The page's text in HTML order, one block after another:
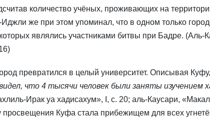
количество учёных, проживающих на
же при этом упоминал, что в одном только
являлись участниками битвы при Бадре. (Аль-
превратился в целый университет. Описывая
что 4 тысячи человек были заняты изучением
Ирак уа хадисахум», I, с. 20; аль-Каусари,
просвещения Куфа стала прибежищем для всех